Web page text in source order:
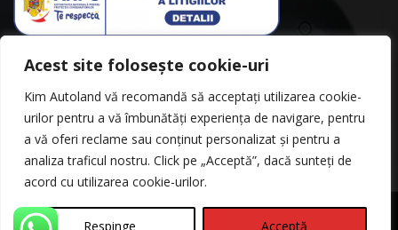
Acest site folosește cookie-uri
Kim Autoland vă recomandă să acceptați utilizarea cookie-
urilor pentru a vă îmbunătăți experiența de navigare, pentru
a vă oferi reclame sau conținut personalizat și pentru a
analiza traficul nostru. Click pe „Acceptă”, dacă sunteți de
acord cu utilizarea cookie-urilor.
Respinge Acceptă